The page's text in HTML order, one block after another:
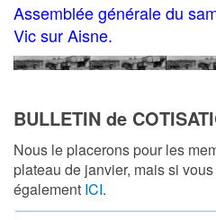
Assemblée générale du
Vic sur Aisne.
BULLETIN de
Nous le placerons pour les
plateau de janvier, mais si
également ICI.